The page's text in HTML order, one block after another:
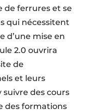
de ferrures et se
qui nécessitent
d’une mise en
2.0 ouvrira
de
et leurs
des cours
des formations